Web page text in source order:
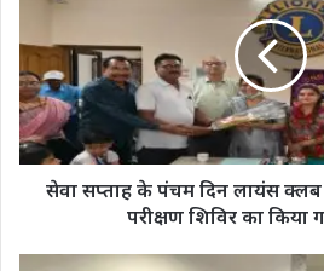
दिन
लायंस
क्लब
चांपा
द्वारा
निःशुल्कसेवा सप्ताह के पंचम दिन लायंस क्लब
परीक्षण शिविर का